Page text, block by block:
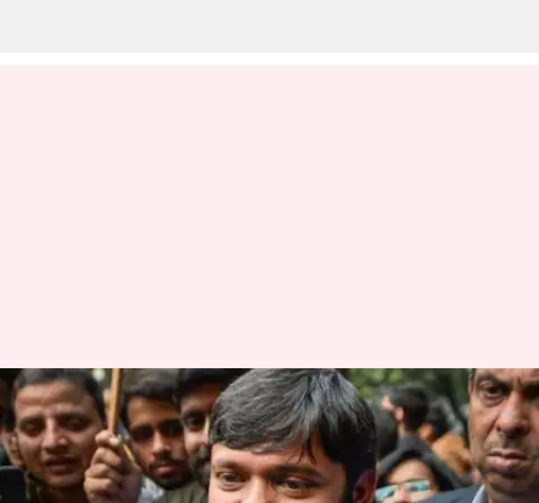
JNU केस: दिल्ली सरकार ने दी
कन्हैया कुमार पर देशद्रोह का मुकदमा
चलाने की इजाजत